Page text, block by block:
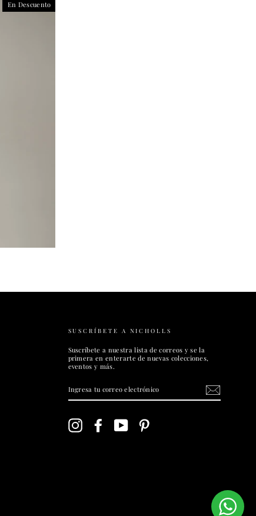
En Descuento
SUSCRÍBETE A NICHOLLS
Suscríbete a nuestra lista de correos y se la
primera en enterarte de nuevas colecciones,
eventos y más.
TU
CORREO
ELECTRÓNICO
InstagramFacebookYouTube